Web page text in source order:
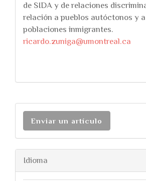
de SIDA y de relaciones
relación a pueblos autóctonos y
poblaciones inmigrantes.
ricardo.zuniga@umontreal.ca
Enviar un artículo
Idioma